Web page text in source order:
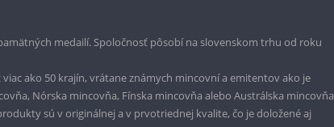
medailí. Spoločnosť pôsobí na slovenskom trhu od roku
ako 50 krajín, vrátane známych mincovní a emitentov ako je
Nórska mincovňa, Fínska mincovňa alebo Austrálska mincovňa
sú v originálnej a v prvotriednej kvalite, čo je doložené aj